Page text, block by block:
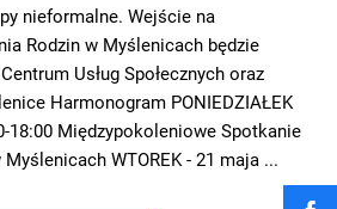
nieformalne. Wejście na
Rodzin w Myślenicach będzie
Usług Społecznych oraz
Harmonogram PONIEDZIAŁEK
18:00 Międzypokoleniowe Spotkanie
WTOREK - 21 maja ...